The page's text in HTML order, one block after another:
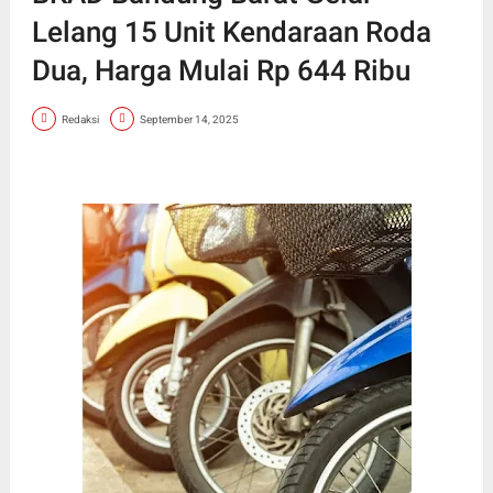
Lelang 15 Unit Kendaraan Roda
Dua, Harga Mulai Rp 644 Ribu
Redaksi September 14, 2025